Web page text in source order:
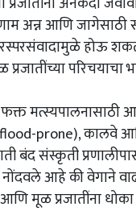
अन्न आणि जागेसाठी
होऊ
परिचयाचा
prone), कालवे
बंद संस्कृती
आहे की वेगाने
मूळ प्रजातींना